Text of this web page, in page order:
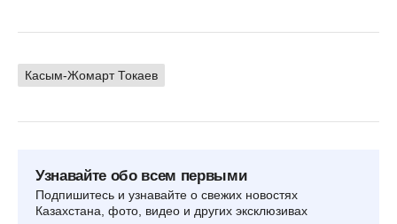
Касым-Жомарт Токаев
Узнавайте обо всем первыми
Подпишитесь и узнавайте о свежих новостях
Казахстана, фото, видео и других эксклюзивах